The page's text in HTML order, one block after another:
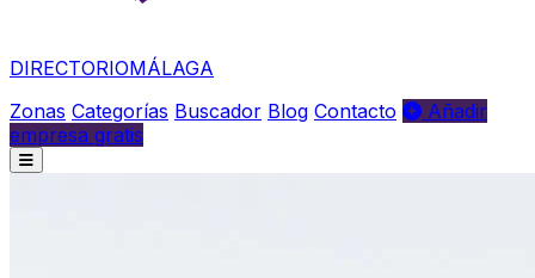
DIRECTORIOMÁLAGA
Zonas Categorías Buscador Blog Contacto
Añadir
empresa gratis